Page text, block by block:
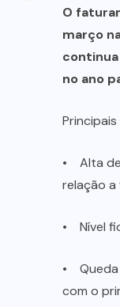
O
março
no ano
• Alta de
relação a
• Nível
• Queda
com o